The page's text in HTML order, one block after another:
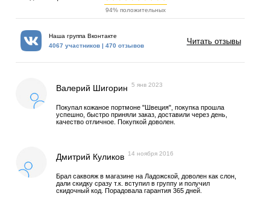
94% положительных
Наша группа Вконтакте
4067 участников | 470 отзывов
Читать отзывы
Валерий Шигорин 5 янв 2023
Покупал кожаное портмоне "Швеция", покупка прошла
успешно, быстро приняли заказ, доставили через день,
качество отличное. Покупкой доволен.
Дмитрий Куликов 14 ноября 2016
Брал саквояж в магазине на Ладожской, доволен как слон,
дали скидку сразу т.к. вступил в группу и получил
скидочный код. Порадовала гарантия 365 дней.